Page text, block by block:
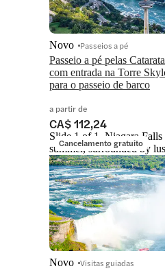
Passeio a pé pelas
com entrada na Torre
para o passeio de barco
Novo Passeios a pé
a partir de
CA$ 112,24
Cancelamento gratuito
Slide 1 of 1, Niagara
summer, surrounded by
Novo Visitas guiadas